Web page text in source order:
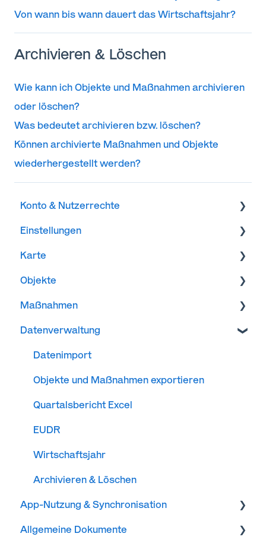
Von wann bis wann dauert das Wirtschaftsjahr?
Archivieren & Löschen
Wie kann ich Objekte und Maßnahmen archivieren
oder löschen?
Was bedeutet archivieren bzw. löschen?
Können archivierte Maßnahmen und Objekte
wiederhergestellt werden?
Konto & Nutzerrechte
Passwort
Einladungen
Rollen & Nutzerrechte
Einstellungen
App-Version & Updates
Benachrichtigungen
Karte
WMS-Dienste einbinden
Kartenhintergründe
Karten drucken
Objekte
Ansicht
Objekte Teilen
Ein neues Objekt erstellen
Bestand
Flurstück
Teilfläche
Jagdeinrichtung
Kalamität
Biotopbaum
Anhänger
Maßnahmen
Hieb
Holzernte
Verkehrssicherung
Arbeitsanweisung
Pflanzung
Datenverwaltung
Datenimport
Objekte und Maßnahmen exportieren
Quartalsbericht Excel
EUDR
Wirtschaftsjahr
Archivieren & Löschen
App-Nutzung & Synchronisation
Offline-Nutzung
Allgemeine Dokumente